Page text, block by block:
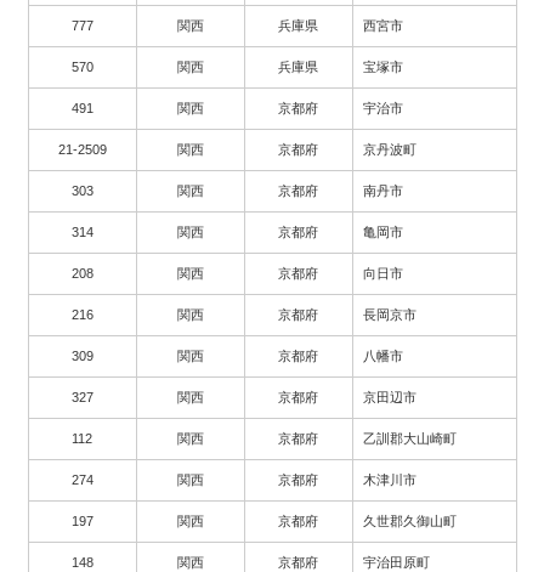
777 関西 兵庫県 西宮市
570 関西 兵庫県 宝塚市
491 関西 京都府 宇治市
21-2509 関西 京都府 京丹波町
303 関西 京都府 南丹市
314 関西 京都府 亀岡市
208 関西 京都府 向日市
216 関西 京都府 長岡京市
309 関西 京都府 八幡市
327 関西 京都府 京田辺市
112 関西 京都府 乙訓郡大山崎町
274 関西 京都府 木津川市
197 関西 京都府 久世郡久御山町
148 関西 京都府 宇治田原町